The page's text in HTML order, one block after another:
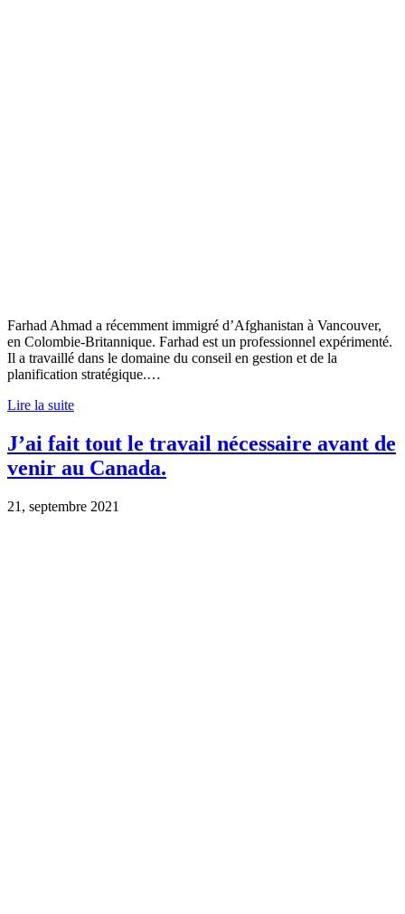
Farhad Ahmad a récemment immigré d’Afghanistan à Vancouver,
en Colombie-Britannique. Farhad est un professionnel expérimenté.
Il a travaillé dans le domaine du conseil en gestion et de la
planification stratégique.…
Lire la suite
J’ai fait tout le travail nécessaire avant de
venir au Canada.
21, septembre 2021